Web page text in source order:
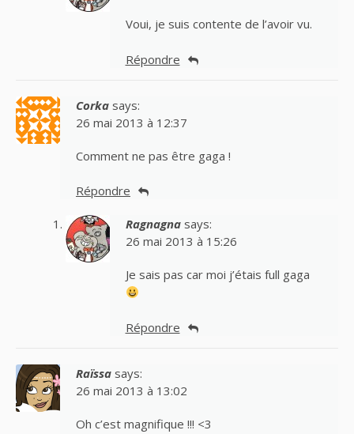
Voui, je suis contente de l’avoir vu.
Répondre
Corka says:
26 mai 2013 à 12:37
Comment ne pas être gaga !
Répondre
Ragnagna says:
26 mai 2013 à 15:26
Je sais pas car moi j’étais full gaga
Répondre
Raïssa says:
26 mai 2013 à 13:02
Oh c’est magnifique !!! <3